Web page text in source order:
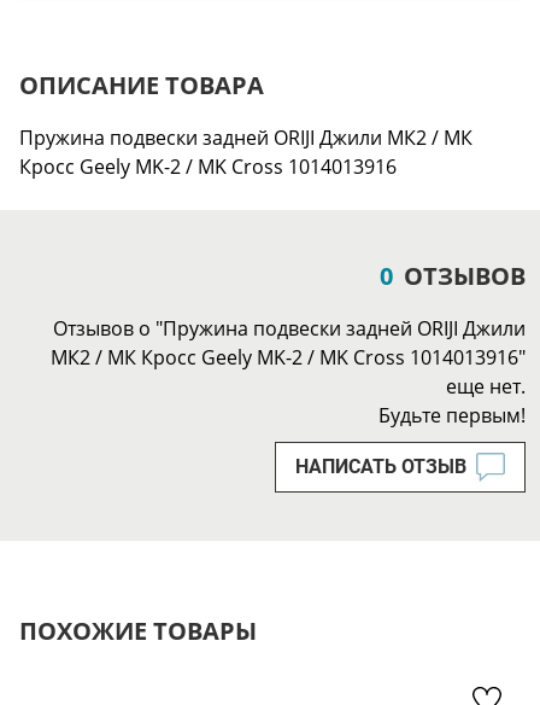
ОПИСАНИЕ ТОВАРА
Пружина подвески задней ORIJI Джили МК2 / МК
Кросс Geely MK-2 / MK Cross 1014013916
0 ОТЗЫВОВ
Отзывов о "Пружина подвески задней ORIJI Джили
МК2 / МК Кросс Geely MK-2 / MK Cross 1014013916"
еще нет.
Будьте первым!
НАПИСАТЬ ОТЗЫВ
ПОХОЖИЕ ТОВАРЫ